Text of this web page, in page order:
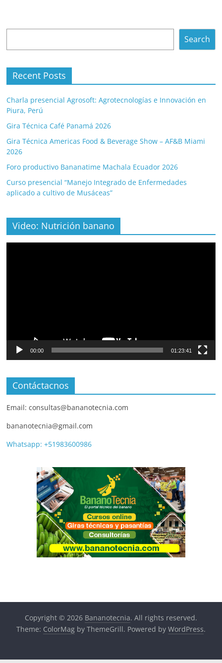
Search
Recent Posts
Charla presencial Agrosoft: Agrotecnologías e Innovación en
Piura, Perú
Gira Técnica Café Panamá 2026
Gira Técnica Americas Food & Beverage Show – AF&B Miami
2026
Foro productivo Bananatime Machala Ecuador 2026
Curso presencial “Manejo Integrado de Enfermedades
aplicado a cultivo de Musáceas”
Video: Nutrición banano
00:00 01:23:41
Contáctacnos
Email: consultas@bananotecnia.com
bananotecnia@gmail.com
Whatsapp: +51983600986
Copyright © 2026 Bananotecnia. All rights reserved.
Theme: ColorMagby ThemeGrill. Powered by WordPress.